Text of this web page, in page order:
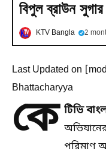
বিপুল ব্রাউন সুগার
KTV Bangla 2
Last Updated on
Bhattacharyya
কে টিভি
পরিমাণ